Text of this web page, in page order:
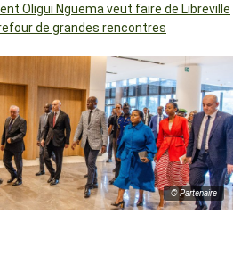
Oligui Nguema veut faire de Libreville
de grandes rencontres
© Partenaire